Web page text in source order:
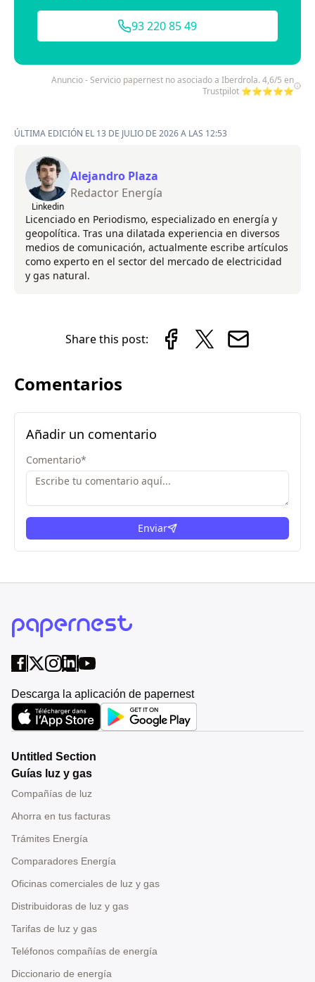
93 220 85 49
Anuncio - Servicio papernest no asociado a Iberdrola. 4,6/5 en
Trustpilot ⭐⭐⭐⭐⭐
ÚLTIMA EDICIÓN EL 13 DE JULIO DE 2026 A LAS 12:53
Linkedin
Alejandro Plaza
Redactor Energía
Licenciado en Periodismo, especializado en energía y
geopolítica. Tras una dilatada experiencia en diversos
medios de comunicación, actualmente escribe artículos
como experto en el sector del mercado de electricidad
y gas natural.
Share this post:
Comentarios
Añadir un comentario
Comentario*
Enviar
Descarga la aplicación de papernest
Untitled Section
Guías luz y gas
Compañías de luz
Ahorra en tus facturas
Trámites Energía
Comparadores Energía
Oficinas comerciales de luz y gas
Distribuidoras de luz y gas
Tarifas de luz y gas
Teléfonos compañías de energía
Diccionario de energía